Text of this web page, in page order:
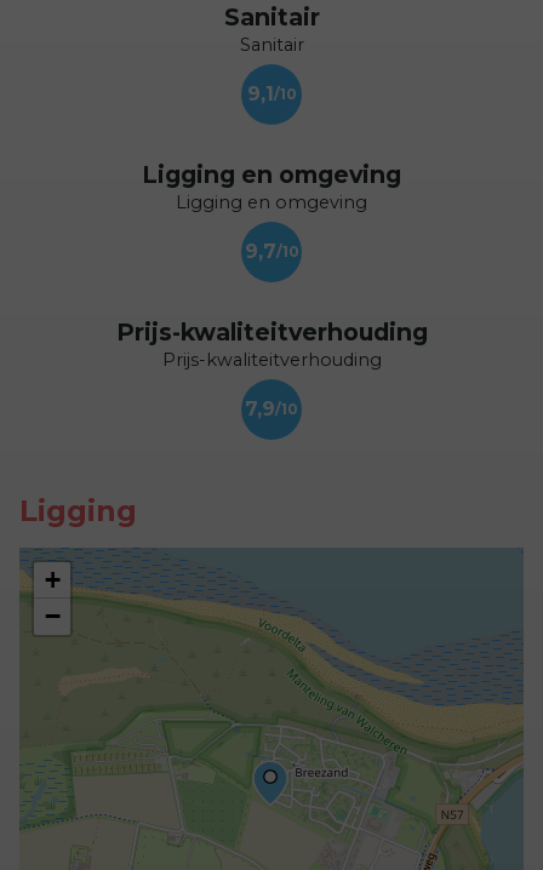
Sanitair
Sanitair
9,1
Ligging en omgeving
Ligging en omgeving
9,7
Prijs-kwaliteitverhouding
Prijs-kwaliteitverhouding
7,9
Ligging
+
−